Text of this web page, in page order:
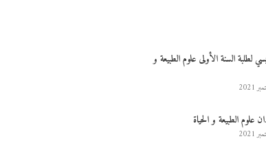
لطلبة السنة الأولى علوم الطبيعة و
علوم الطبيعة و الحياة